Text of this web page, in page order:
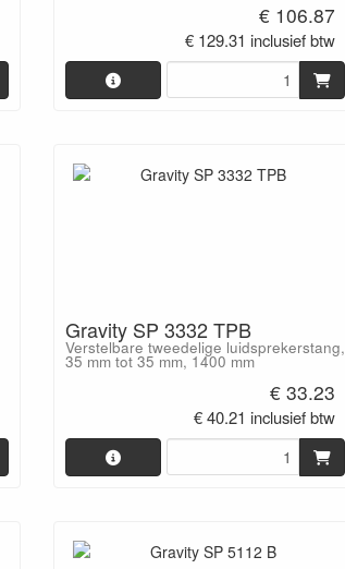
€ 106.87
€ 129.31 inclusief btw
Gravity SP 3332 TPB
Verstelbare tweedelige luidsprekerstang,
35 mm tot 35 mm, 1400 mm
€ 33.23
€ 40.21 inclusief btw